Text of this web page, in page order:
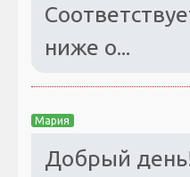
ниже о...
Мария
Добрый